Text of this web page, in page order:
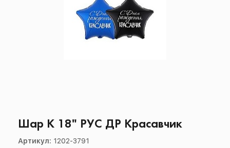
Шар К 18" РУС ДР Красавчик
Артикул: 1202-3791